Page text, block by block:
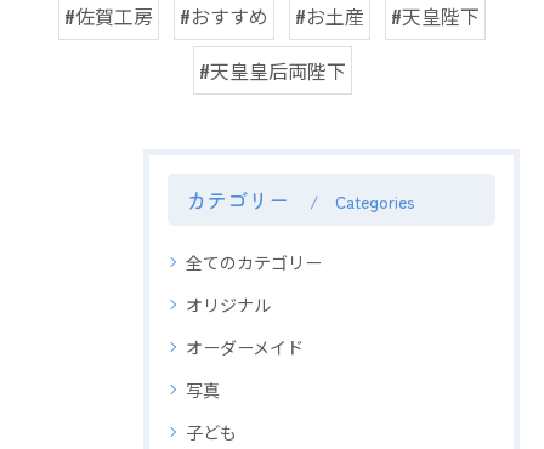
#佐賀工房
#おすすめ #お土産
#天皇陛下
#天皇皇后両陛下
カテゴリー Categories
全てのカテゴリー
オリジナル
オーダーメイド
写真
子ども